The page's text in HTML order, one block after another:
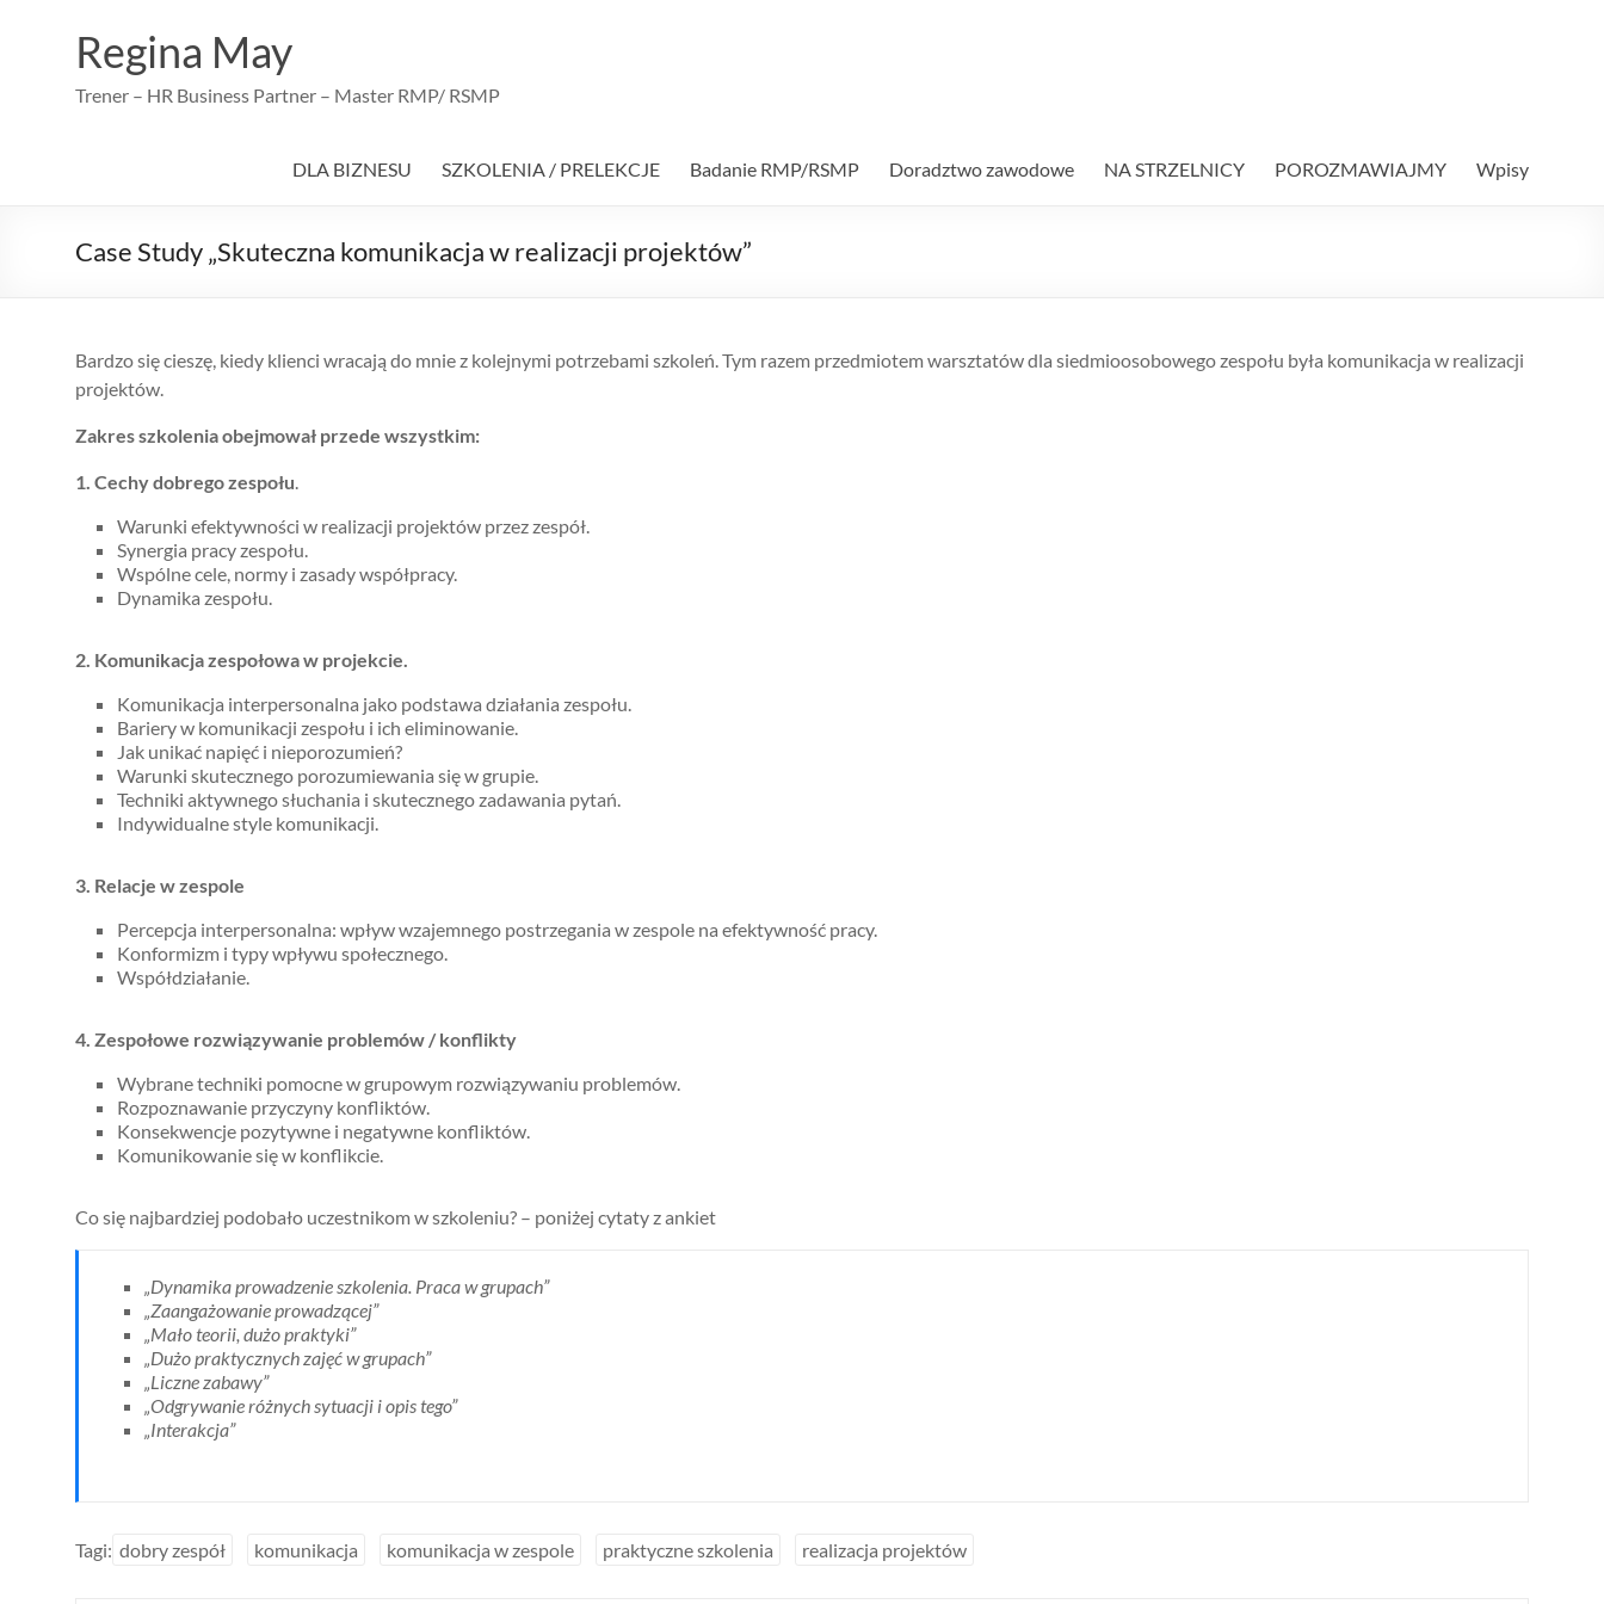
Regina May
Trener – HR Business Partner – Master RMP/ RSMP
DLA BIZNESU SZKOLENIA / PRELEKCJE Badanie RMP/RSMP Doradztwo zawodowe NA STRZELNICY POROZMAWIAJMY Wpisy
Case Study „Skuteczna komunikacja w realizacji projektów”
Bardzo się cieszę, kiedy klienci wracają do mnie z kolejnymi potrzebami szkoleń. Tym razem przedmiotem warsztatów dla siedmioosobowego zespołu była komunikacja w realizacji
projektów.
Zakres szkolenia obejmował przede wszystkim:
1. Cechy dobrego zespołu.
Warunki efektywności w realizacji projektów przez zespół.
Synergia pracy zespołu.
Wspólne cele, normy i zasady współpracy.
Dynamika zespołu.
2. Komunikacja zespołowa w projekcie.
Komunikacja interpersonalna jako podstawa działania zespołu.
Bariery w komunikacji zespołu i ich eliminowanie.
Jak unikać napięć i nieporozumień?
Warunki skutecznego porozumiewania się w grupie.
Techniki aktywnego słuchania i skutecznego zadawania pytań.
Indywidualne style komunikacji.
3. Relacje w zespole
Percepcja interpersonalna: wpływ wzajemnego postrzegania w zespole na efektywność pracy.
Konformizm i typy wpływu społecznego.
Współdziałanie.
4. Zespołowe rozwiązywanie problemów / konflikty
Wybrane techniki pomocne w grupowym rozwiązywaniu problemów.
Rozpoznawanie przyczyny konfliktów.
Konsekwencje pozytywne i negatywne konfliktów.
Komunikowanie się w konflikcie.
Co się najbardziej podobało uczestnikom w szkoleniu? – poniżej cytaty z ankiet
„Dynamika prowadzenie szkolenia. Praca w grupach”
„Zaangażowanie prowadzącej”
„Mało teorii, dużo praktyki”
„Dużo praktycznych zajęć w grupach”
„Liczne zabawy”
„Odgrywanie różnych sytuacji i opis tego”
„Interakcja”
Tagi: dobry zespół komunikacja komunikacja w zespole praktyczne szkolenia realizacja projektów